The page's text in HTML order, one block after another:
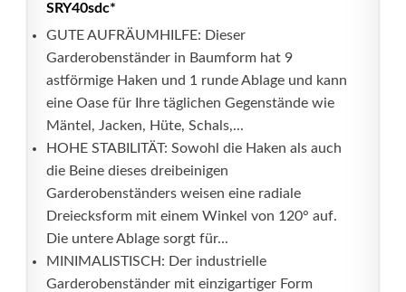
SRY40sdc*
GUTE AUFRÄUMHILFE: Dieser
Garderobenständer in Baumform hat 9
astförmige Haken und 1 runde Ablage und kann
eine Oase für Ihre täglichen Gegenstände wie
Mäntel, Jacken, Hüte, Schals,...
HOHE STABILITÄT: Sowohl die Haken als auch
die Beine dieses dreibeinigen
Garderobenständers weisen eine radiale
Dreiecksform mit einem Winkel von 120° auf.
Die untere Ablage sorgt für...
MINIMALISTISCH: Der industrielle
Garderobenständer mit einzigartiger Form